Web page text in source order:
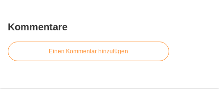
Kommentare
Einen Kommentar hinzufügen